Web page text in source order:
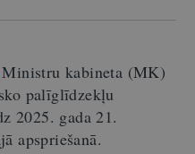
Ministru kabineta (MK)
palīglīdzekļu
2025. gada 21.
apspriešanā.